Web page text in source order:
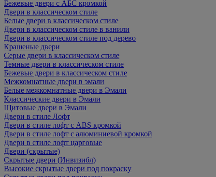
Бежевые двери с АБС кромкой
Двери в классическом стиле
Белые двери в классическом стиле
Двери в классическом стиле в ванили
Двери в классическом стиле под дерево
Крашеные двери
Серые двери в классическом стиле
Темные двери в классическом стиле
Бежевые двери в классическом стиле
Межкомнатные двери в эмали
Белые межкомнатные двери в Эмали
Классические двери в Эмали
Щитовые двери в Эмали
Двери в стиле Лофт
Двери в стиле лофт с ABS кромкой
Двери в стиле лофт с алюминиевой кромкой
Двери в стиле лофт царговые
Двери (скрытые)
Скрытые двери (Инвизибл)
Высокие скрытые двери под покраску